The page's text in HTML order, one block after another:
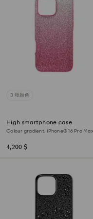
3 種顏色
High smartphone case
Colour gradient, iPhone® 16 Pro
4,200 $